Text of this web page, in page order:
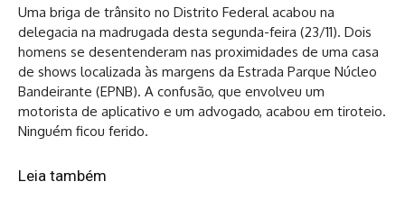
Uma briga de trânsito no Distrito Federal acabou na
delegacia na madrugada desta segunda-feira (23/11). Dois
homens se desentenderam nas proximidades de uma casa
de shows localizada às margens da Estrada Parque Núcleo
Bandeirante (EPNB). A confusão, que envolveu um
motorista de aplicativo e um advogado, acabou em tiroteio.
Ninguém ficou ferido.
Leia também